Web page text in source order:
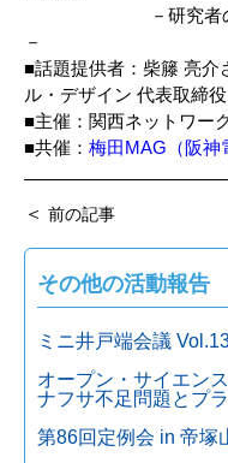
－研究者の魅力
－
■話題提供者：柴籐 亮介
ル・デザイン 代表取締役
■主催：関西ネットワー
■共催： 梅田MAG（阪神
＜ 前の記事
その他の活動報告
ミニ井戸端会議
オープン・サイエン
ナフサ不足問題とプ
第86回定例会 in 帝塚